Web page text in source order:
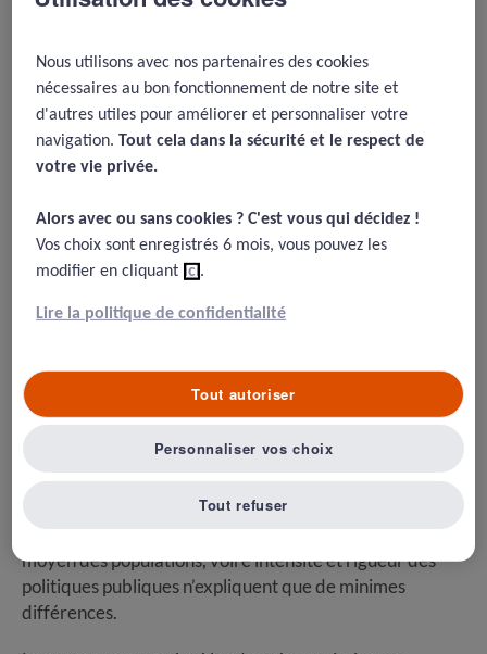
plus influencé la mortalité Covid
que les politiques affichées
d’interventions de l’État, une
revue comparative de 100 pays
17/02/2025
M. S., ... & Ghaffarzadegan, N. (2023). Why Similar Policies
Resulted In Different Covid-19 Outcomes : How Responsiveness
And Culture Influenced Mortality Rates. Health Affairs, 42(12),
Résumé
La mortalité a varié de facteur presque 100 entre pays
pendant la crise Covid, en dépit de la mise en place de
mesures non médicamenteuses assez comparables
(dépistage, isolation, etc). Les différences sur le PIB, âge
moyen des populations, voire intensité et rigueur des
politiques publiques n’expliquent que de minimes
différences.
Nous utilisons avec nos partenaires des cookies
nécessaires au bon fonctionnement de notre site et
d'autres utiles pour améliorer et personnaliser votre
navigation.Tout cela dans la sécurité et le respect de
votre vie privée.​
Alors avec ou sans cookies ? C'est vous qui décidez !​
Vos choix sont enregistrés 6 mois, vous pouvez les
modifier en cliquant ici.
Lire la politique de confidentialité
Tout refuser
Tout autoriser
Personnaliser vos choix